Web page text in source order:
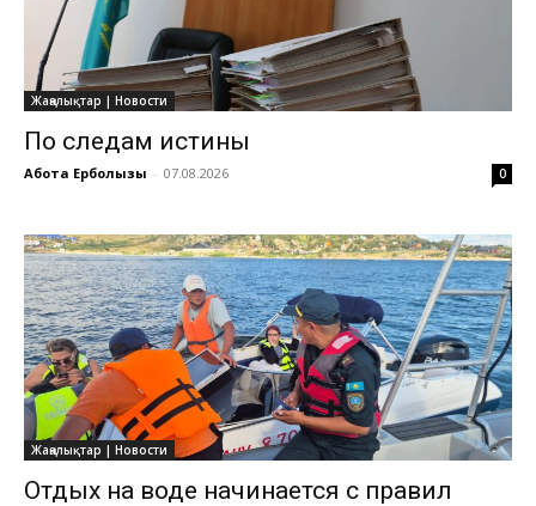
Жаңалықтар | Новости
По следам истины
Ақбота Ерболқызы - 07.08.2026 0
Жаңалықтар | Новости
Отдых на воде начинается с правил